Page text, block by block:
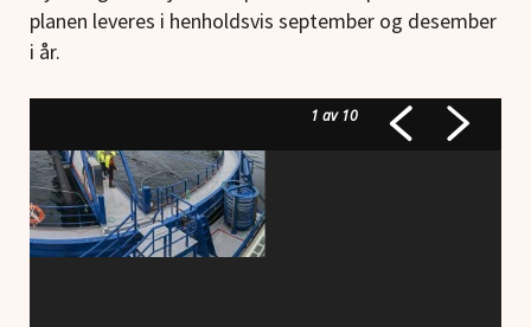
planen leveres i henholdsvis september og desember
i år.
1 av 10